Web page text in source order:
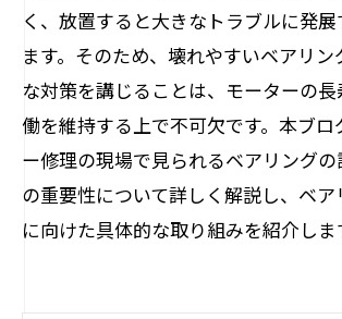
く、放置すると大きなトラブルに発
ます。そのため、壊れやすいベアリ
な対策を講じることは、モーターの
働を維持する上で不可欠です。本ブロ
ー修理の現場で見られるベアリング
の重要性について詳しく解説し、ベ
に向けた具体的な取り組みを紹介しま